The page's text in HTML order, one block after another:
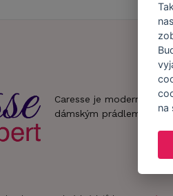
Caresse je moderní
dámským prádlem.
na